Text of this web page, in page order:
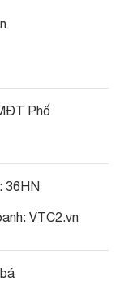
Phố
36HN
VTC2.vn